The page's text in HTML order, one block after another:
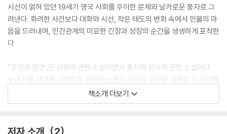
시선이 얽혀 있던 19세기 영국 사회를 우아한 문체와 날카로운 풍자로 그
려낸다. 화려한 사건보다 대화와 시선, 작은 태도의 변화 속에서 인물의 마
음을 드러내며, 인간관계의 미묘한 긴장과 성장의 순간을 생생하게 포착한
다.
『오만과 편견』은 사랑에 관한 소설이면서 동시에 성숙에 관한 소설이다.
누군가를 제대로 사랑하기 위해서는 먼저 자신의 오만을 내려놓고, 상대를
향한 편견을 거두어야 한다는 사실을 이 작품은 품위 있고도 따뜻하게 전
한다. 시대는 달라졌지만, 첫인상과 오해, 자존심과 진심 사이에서 흔들리
책소개 더보기
저자 소개 2